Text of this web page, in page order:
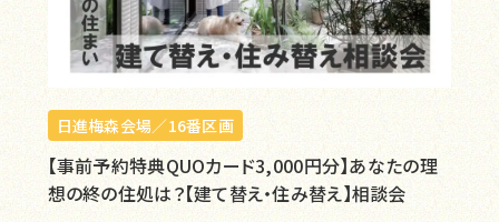
日進梅森会場／16番区画
【事前予約特典QUOカード3,000円分】あなたの理
想の終の住処は？【建て替え・住み替え】相談会